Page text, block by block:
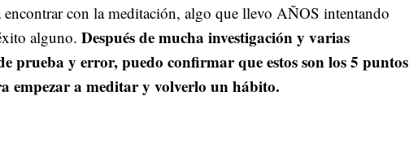
con la meditación, algo que llevo AÑOS intentando
alguno. Después de mucha investigación y varias
prueba y error, puedo confirmar que estos son los 5 puntos
empezar a meditar y volverlo un hábito.